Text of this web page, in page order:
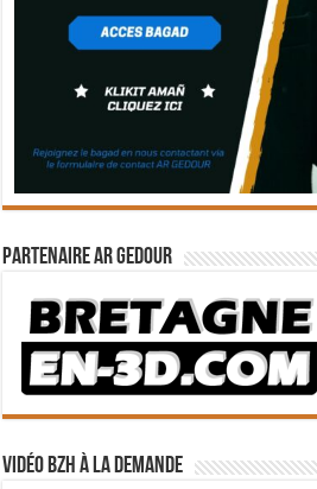
Partenaire Ar Gedour
Vidéo BZH à la demande